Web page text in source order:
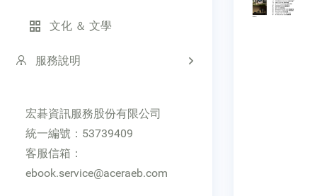
文化 ＆ 文學
服務說明
宏碁資訊服務股份有限公司
統一編號：53739409
客服信箱：
ebook.service@aceraeb.com